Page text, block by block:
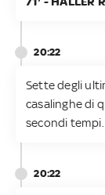
20:22
Sette degli
casalinghe di
secondi tempi.
20:22